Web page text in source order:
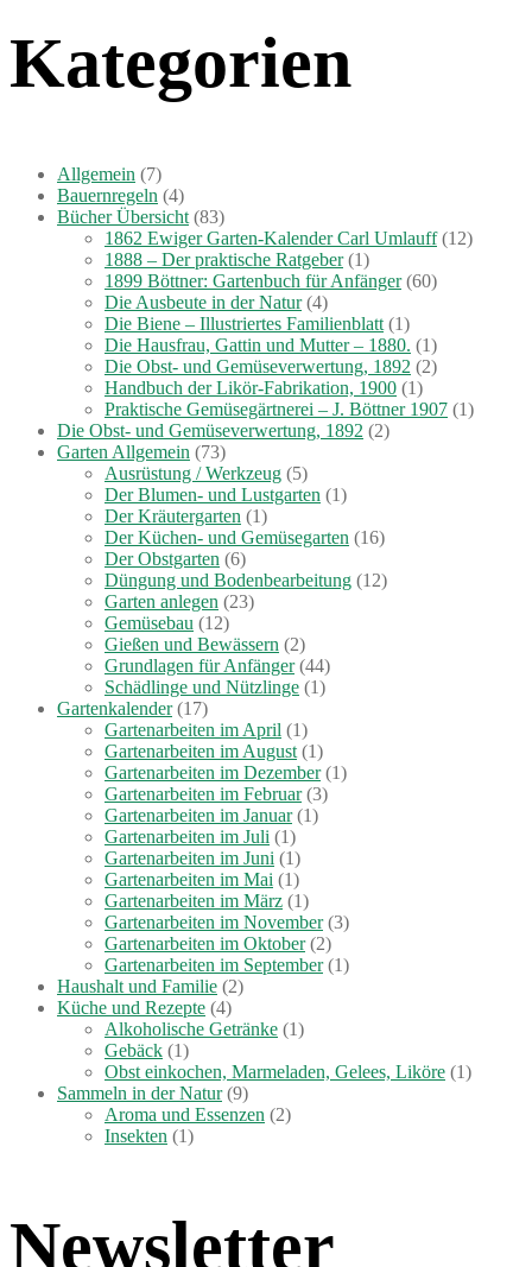
Kategorien
Allgemein (7)
Bauernregeln (4)
Bücher Übersicht (83)
1862 Ewiger Garten-Kalender Carl Umlauff(12)
1888 – Der praktische Ratgeber(1)
1899 Böttner: Gartenbuch für Anfänger(60)
Die Ausbeute in der Natur(4)
Die Biene – Illustriertes Familienblatt (1)
Die Hausfrau, Gattin und Mutter – 1880. (1)
Die Obst- und Gemüseverwertung, 1892 (2)
Handbuch der Likör-Fabrikation, 1900 (1)
Praktische Gemüsegärtnerei – J. Böttner 1907 (1)
Die Obst- und Gemüseverwertung, 1892 (2)
Garten Allgemein (73)
Ausrüstung / Werkzeug (5)
Der Blumen- und Lustgarten (1)
Der Kräutergarten (1)
Der Küchen- und Gemüsegarten (16)
Der Obstgarten (6)
Düngung und Bodenbearbeitung (12)
Garten anlegen (23)
Gemüsebau (12)
Gießen und Bewässern (2)
Grundlagen für Anfänger(44)
Schädlinge und Nützlinge (1)
Gartenkalender(17)
Gartenarbeiten im April (1)
Gartenarbeiten im August (1)
Gartenarbeiten im Dezember(1)
Gartenarbeiten im Februar(3)
Gartenarbeiten im Januar(1)
Gartenarbeiten im Juli (1)
Gartenarbeiten im Juni (1)
Gartenarbeiten im Mai (1)
Gartenarbeiten im März (1)
Gartenarbeiten im November(3)
Gartenarbeiten im Oktober(2)
Gartenarbeiten im September(1)
Haushalt und Familie (2)
Küche und Rezepte (4)
Alkoholische Getränke (1)
Gebäck (1)
Obst einkochen, Marmeladen, Gelees, Liköre (1)
Sammeln in der Natur(9)
Aroma und Essenzen (2)
Insekten (1)
Newsletter